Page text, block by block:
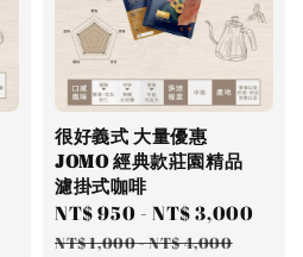
Regular
price
很好義式 大量優惠
JOMO 經典款莊園精品
濾掛式咖啡
Sale
price
NT$ 950 -NT$ 3,000
NT$ 1,000-NT$ 4,000